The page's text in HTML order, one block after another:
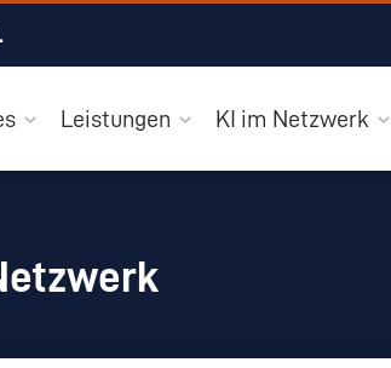
Leistungen KI im Netzwerk